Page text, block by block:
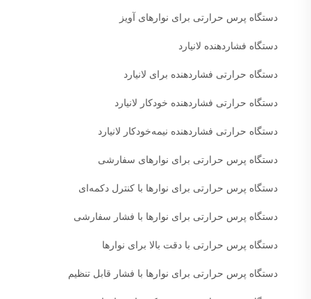
دستگاه پرس حرارتی برای نوارهای آویز
دستگاه فشاردهنده لانیارد
دستگاه حرارتی فشاردهنده برای لانیارد
دستگاه حرارتی فشاردهنده خودکار لانیارد
دستگاه حرارتی فشاردهنده نیمه‌خودکار لانیارد
دستگاه پرس حرارتی برای نوارهای سفارشی
دستگاه پرس حرارتی برای نوارها با کنترل دکمه‌ای
دستگاه پرس حرارتی برای نوارها با فشار سفارشی
دستگاه پرس حرارتی با دقت بالا برای نوارها
دستگاه پرس حرارتی برای نوارها با فشار قابل تنظیم